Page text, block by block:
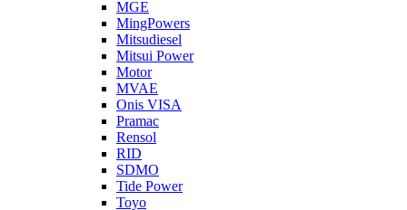
MGE
MingPowers
Mitsudiesel
Mitsui Power
Motor
MVAE
Onis VISA
Pramac
Rensol
RID
SDMO
Tide Power
Toyo